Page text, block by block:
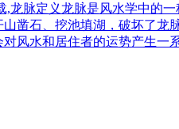
,龙脉定义龙脉是风水学中的
凿石、挖池填湖，破坏了
风水和居住者的运势产生